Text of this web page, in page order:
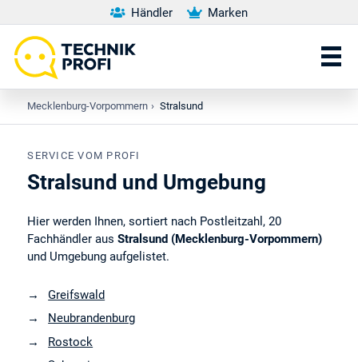
Händler Marken
Mecklenburg-Vorpommern › Stralsund
SERVICE VOM PROFI
Stralsund und Umgebung
Hier werden Ihnen, sortiert nach Postleitzahl, 20
Fachhändler ausStralsund (Mecklenburg-Vorpommern)
und Umgebung aufgelistet.
Greifswald
Neubrandenburg
Rostock